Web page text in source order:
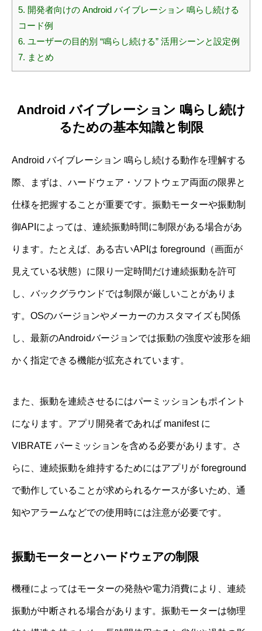
5. 開発者向けの Android バイブレーション 鳴らし続ける
コード例
6. ユーザーの目的別 “鳴らし続ける” 活用シーンと設定例
7. まとめ
Android バイブレーション 鳴らし続け
るための基本知識と制限
Android バイブレーション 鳴らし続ける動作を理解する
際、まずは、ハードウェア・ソフトウェア両面の限界と
仕様を把握することが重要です。振動モーターや振動制
御APIによっては、連続振動時間に制限がある場合があ
ります。たとえば、ある古いAPIは foreground（画面が
見えている状態）に限り一定時間だけ連続振動を許可
し、バックグラウンドでは制限が厳しいことがありま
す。OSのバージョンやメーカーのカスタマイズも関係
し、最新のAndroidバージョンでは振動の強度や波形を細
かく指定できる機能が拡充されています。
また、振動を連続させるにはパーミッションもポイント
になります。アプリ開発者であれば manifest に
VIBRATE パーミッションを含める必要があります。さ
らに、連続振動を維持するためにはアプリが foreground
で動作していることが求められるケースが多いため、通
知やアラームなどでの使用時には注意が必要です。
振動モーターとハードウェアの制限
機種によってはモーターの発熱や電力消費により、連続
振動が中断される場合があります。振動モーターは物理